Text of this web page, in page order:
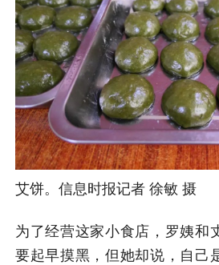
艾饼。信息时报记者 徐敏 摄
为了经营这家小食店，罗姨和
要起早摸黑，但她却说，自己